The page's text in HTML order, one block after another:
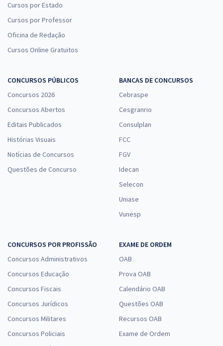
Cursos por Estado
Cursos por Professor
Oficina de Redação
Cursos Online Gratuitos
CONCURSOS PÚBLICOS
Concursos 2026
Concursos Abertos
Editais Publicados
Histórias Visuais
Notícias de Concursos
Questões de Concurso
BANCAS DE CONCURSOS
Cebraspe
Cesgranrio
Consulplan
FCC
FGV
Idecan
Selecon
Uniase
Vunesp
CONCURSOS POR PROFISSÃO
Concursos Administrativos
Concursos Educação
Concursos Fiscais
Concursos Jurídicos
Concursos Militares
Concursos Policiais
EXAME DE ORDEM
OAB
Prova OAB
Calendário OAB
Questões OAB
Recursos OAB
Exame de Ordem